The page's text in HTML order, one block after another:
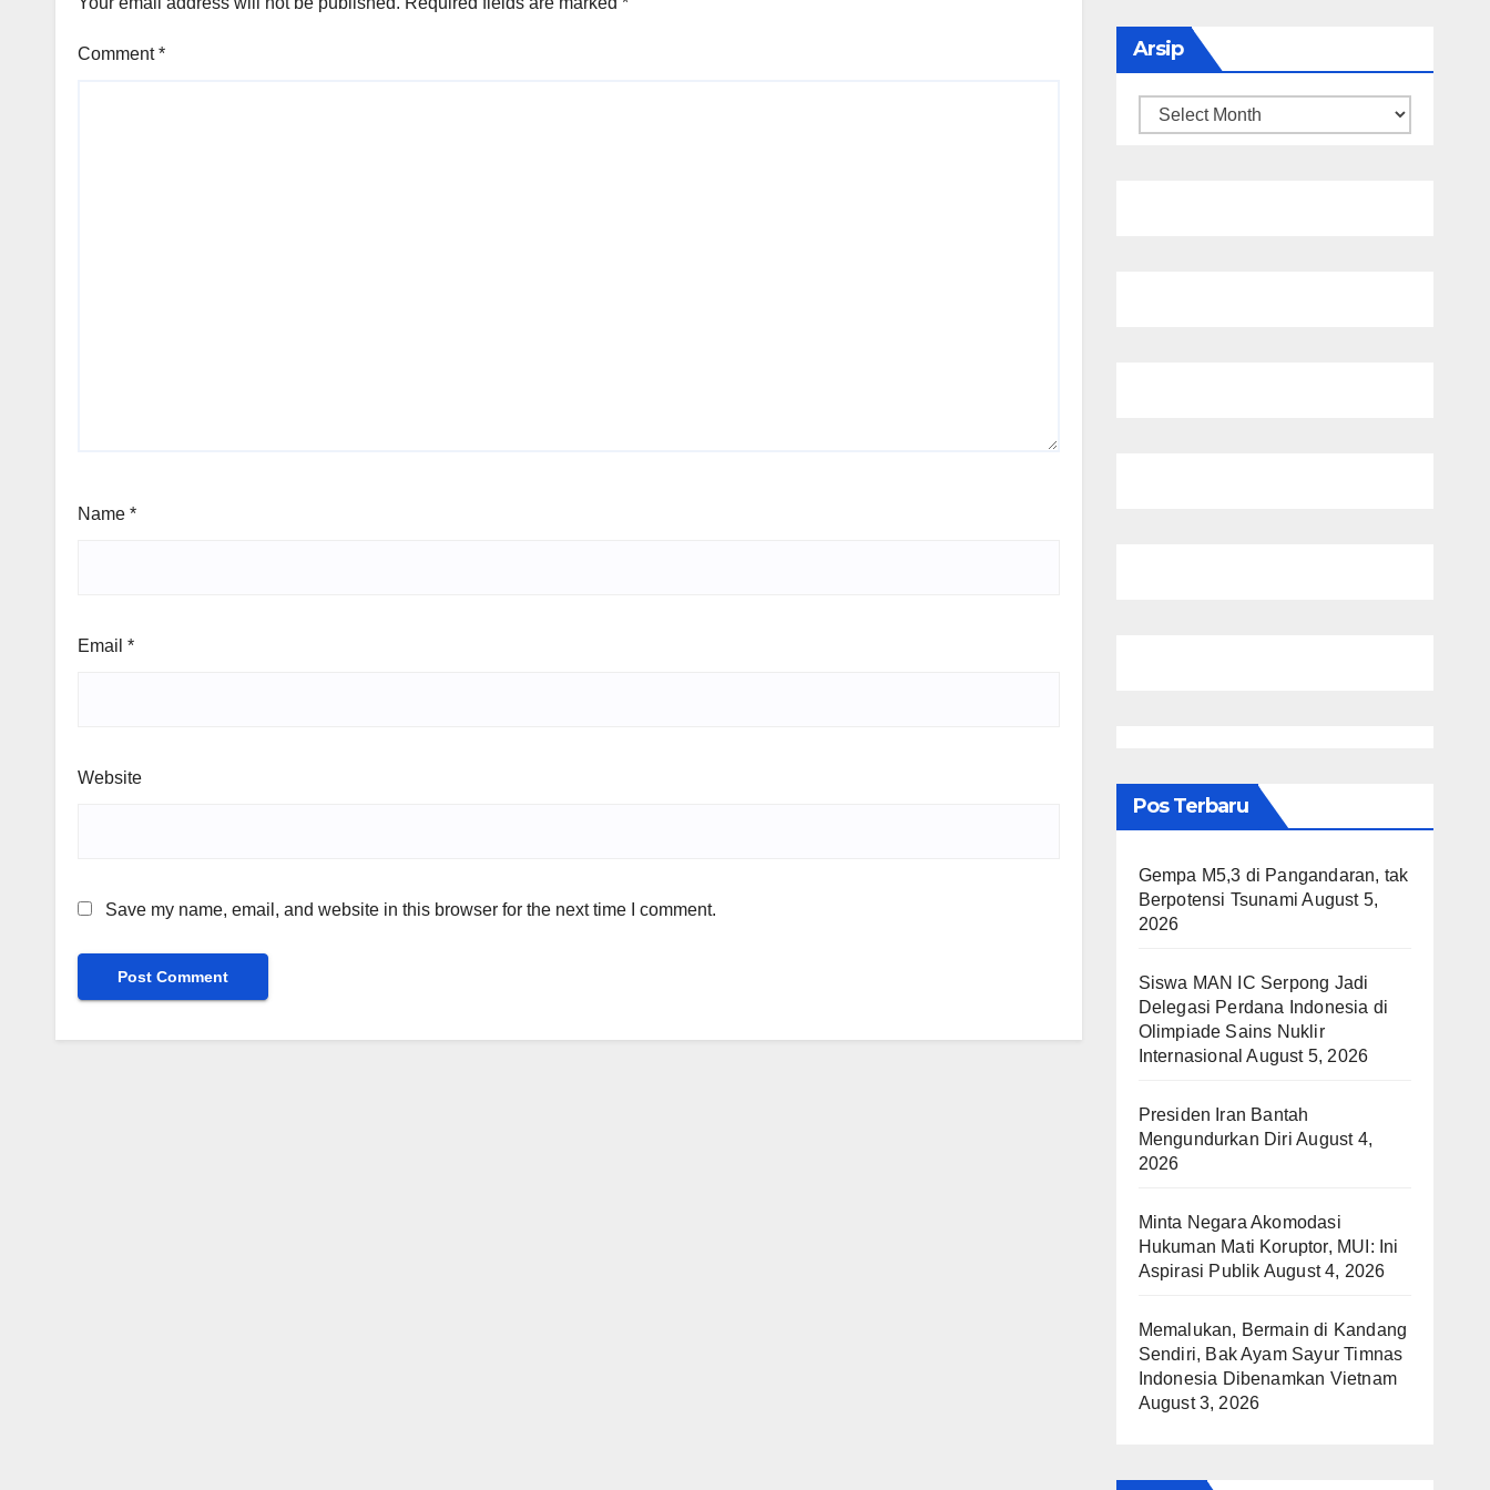
Comment*
Name *
Email *
Website
Save my name, email, and website in this browser for the next time I comment.
Arsip
Arsip
Pos Terbaru
Gempa M5,3 di Pangandaran, tak
Berpotensi Tsunami August 5,
2026
Siswa MAN IC Serpong Jadi
Delegasi Perdana Indonesia di
Olimpiade Sains Nuklir
Internasional August 5, 2026
Presiden Iran Bantah
Mengundurkan Diri August 4,
2026
Minta Negara Akomodasi
Hukuman Mati Koruptor, MUI: Ini
Aspirasi Publik August 4, 2026
Memalukan, Bermain di Kandang
Sendiri, Bak Ayam Sayur Timnas
Indonesia Dibenamkan Vietnam
August 3, 2026